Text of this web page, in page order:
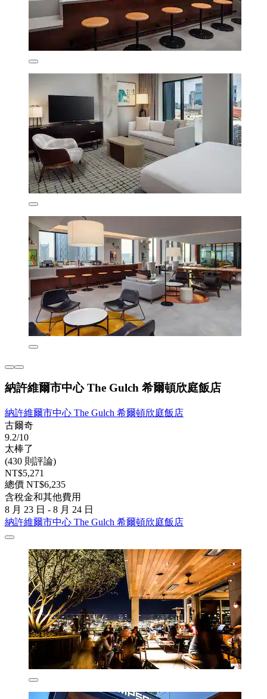
納許維爾市中心 The Gulch 希爾頓欣庭飯店
納許維爾市中心 The Gulch 希爾頓欣庭飯店
古爾奇
9.2/10
太棒了
(430 則評論)
NT$5,271
總價 NT$6,235
含稅金和其他費用
8 月 23 日 - 8 月 24 日
納許維爾市中心 The Gulch 希爾頓欣庭飯店